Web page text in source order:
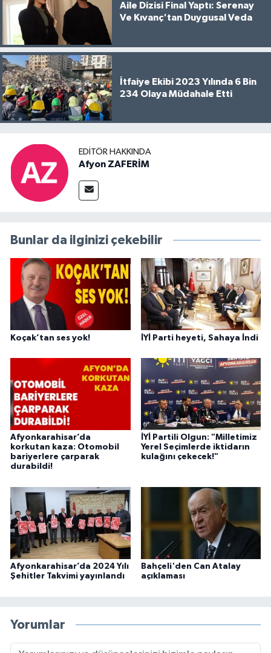
Aile Dizisi Final Yaptı: Serenay
Ve Kıvanç'tan Duygusal Veda
İtfaiye Ekibi 2023 Yılında 6 Bin
234 Olaya Müdahale Etti
EDITÖR HAKKINDA
Afyon ZAFERİM
Bunlar da ilginizi çekebilir
Koçak’tan ses yok! İYİ Parti heyeti, Sahaya İndi
Afyonkarahisar’da
korkutan kaza: Otomobil
bariyerlere çarparak
durabildi!
İYİ Partili Olgun: "Milletimiz
Yerel Seçimlerde iktidarın
kulağını çekecek!"
Afyonkarahisar’da 2024 Yılı
Şehitler Takvimi yayınlandı
Bahçeli'den Can Atalay
açıklaması
Yorumlar